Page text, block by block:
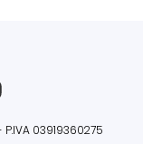
P.IVA 03919360275